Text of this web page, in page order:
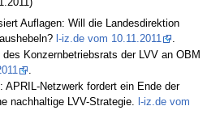
Auflagen: Will die Landesdirektion
l-iz.de vom 10.11.2011
Konzernbetriebsrats der LVV an OBM
.
APRIL-Netzwerk fordert ein Ende der
nachhaltige LVV-Strategie. l-iz.de vom